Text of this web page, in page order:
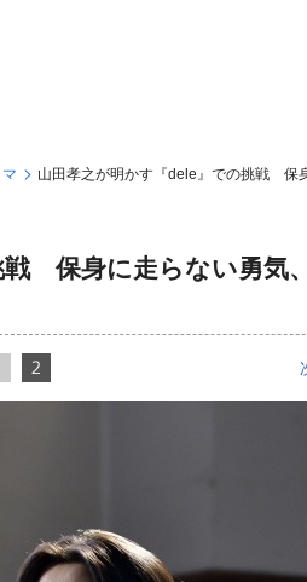
マ 山田孝之が明かす『dele』での挑戦 保
保身に走らない勇気
2